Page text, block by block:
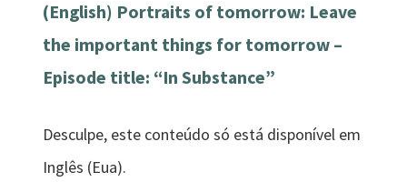
(English) Portraits of tomorrow: Leave
the important things for tomorrow –
Episode title: “In Substance”
Desculpe, este conteúdo só está disponível em
Inglês (Eua).